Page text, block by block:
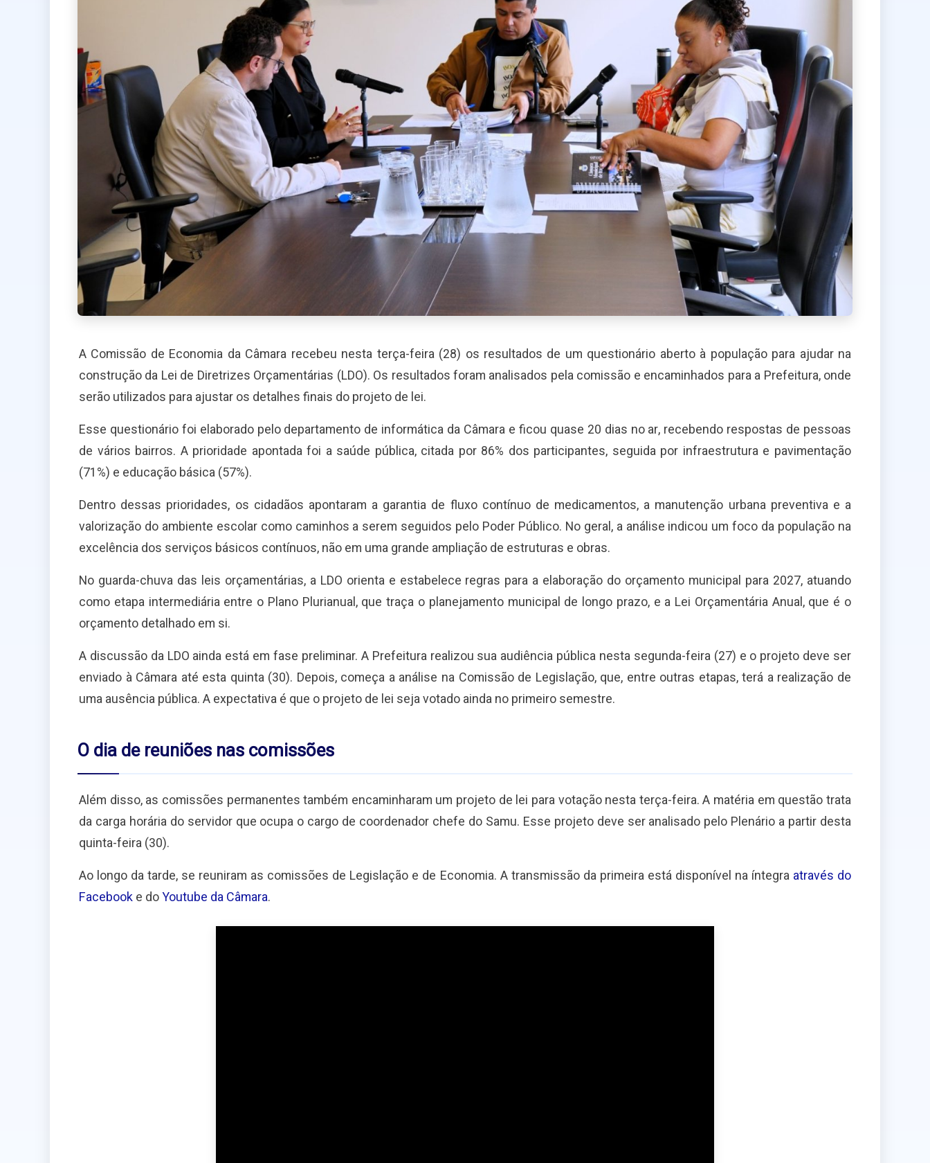
A Comissão de Economia da Câmara recebeu nesta terça-feira (28) os resultados de um questionário aberto à população para ajudar na
construção da Lei de Diretrizes Orçamentárias (LDO). Os resultados foram analisados pela comissão e encaminhados para a Prefeitura, onde
serão utilizados para ajustar os detalhes finais do projeto de lei.
Esse questionário foi elaborado pelo departamento de informática da Câmara e ficou quase 20 dias no ar, recebendo respostas de pessoas
de vários bairros. A prioridade apontada foi a saúde pública, citada por 86% dos participantes, seguida por infraestrutura e pavimentação
(71%) e educação básica (57%).
Dentro dessas prioridades, os cidadãos apontaram a garantia de fluxo contínuo de medicamentos, a manutenção urbana preventiva e a
valorização do ambiente escolar como caminhos a serem seguidos pelo Poder Público. No geral, a análise indicou um foco da população na
excelência dos serviços básicos contínuos, não em uma grande ampliação de estruturas e obras.
No guarda-chuva das leis orçamentárias, a LDO orienta e estabelece regras para a elaboração do orçamento municipal para 2027, atuando
como etapa intermediária entre o Plano Plurianual, que traça o planejamento municipal de longo prazo, e a Lei Orçamentária Anual, que é o
orçamento detalhado em si.
A discussão da LDO ainda está em fase preliminar. A Prefeitura realizou sua audiência pública nesta segunda-feira (27) e o projeto deve ser
enviado à Câmara até esta quinta (30). Depois, começa a análise na Comissão de Legislação, que, entre outras etapas, terá a realização de
uma ausência pública. A expectativa é que o projeto de lei seja votado ainda no primeiro semestre.
O dia de reuniões nas comissões
Além disso, as comissões permanentes também encaminharam um projeto de lei para votação nesta terça-feira. A matéria em questão trata
da carga horária do servidor que ocupa o cargo de coordenador chefe do Samu. Esse projeto deve ser analisado pelo Plenário a partir desta
quinta-feira (30).
Ao longo da tarde, se reuniram as comissões de Legislação e de Economia. A transmissão da primeira está disponível na íntegra através do
Facebooke doYoutube da Câmara.